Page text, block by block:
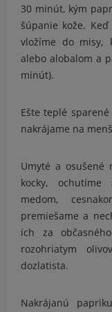
30 minút, kým
šúpanie kože.
vložíme do misy,
alebo alobalom a
minút).
Ešte teplé
nakrájame na
Umyté a osušené
kocky, ochutíme
medom,
premiešame a
ich za
rozohriatym
dozlatista.
Nakrájanú